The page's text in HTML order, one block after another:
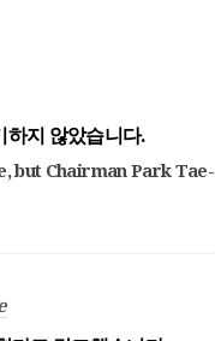
하지 않았습니다.
but Chairman Park Tae-